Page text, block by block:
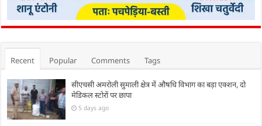
Recent Popular Comments Tags
सीएचसी अमरोली सुमाली क्षेत्र में औषधि विभाग का बड़ा एक्शन, दो
मेडिकल स्टोरों पर छापा
5 days ago